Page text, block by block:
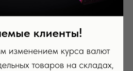
клиенты!
изменением курса валют
товаров на складах,